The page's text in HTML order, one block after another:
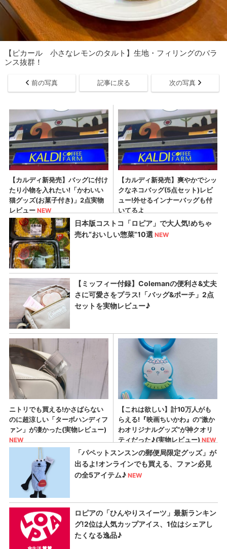
【ピカール 小さなレモンのタルト】生地・フィリングのバラ
ンス抜群！
前の写真 記事に戻る 次の写真